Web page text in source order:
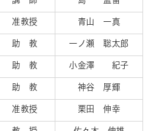
准教授 青山 一真
助 教 一ノ瀬 聡太郎
助 教 小金澤 紀子
助 教 神谷 厚輝
准教授 栗田 伸幸